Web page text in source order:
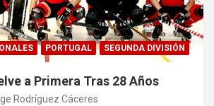
PORTUGAL SEGUNDA DIVISIÓN
a Primera Tras 28 Años
Rodríguez Cáceres